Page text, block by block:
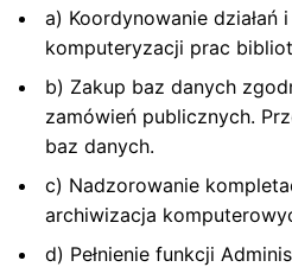
a) Koordynowanie działań
komputeryzacji prac
b) Zakup baz danych
zamówień publicznych.
baz danych.
c) Nadzorowanie
archiwizacja
d) Pełnienie funkcji